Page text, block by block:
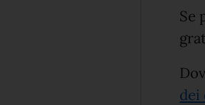
Se
dei